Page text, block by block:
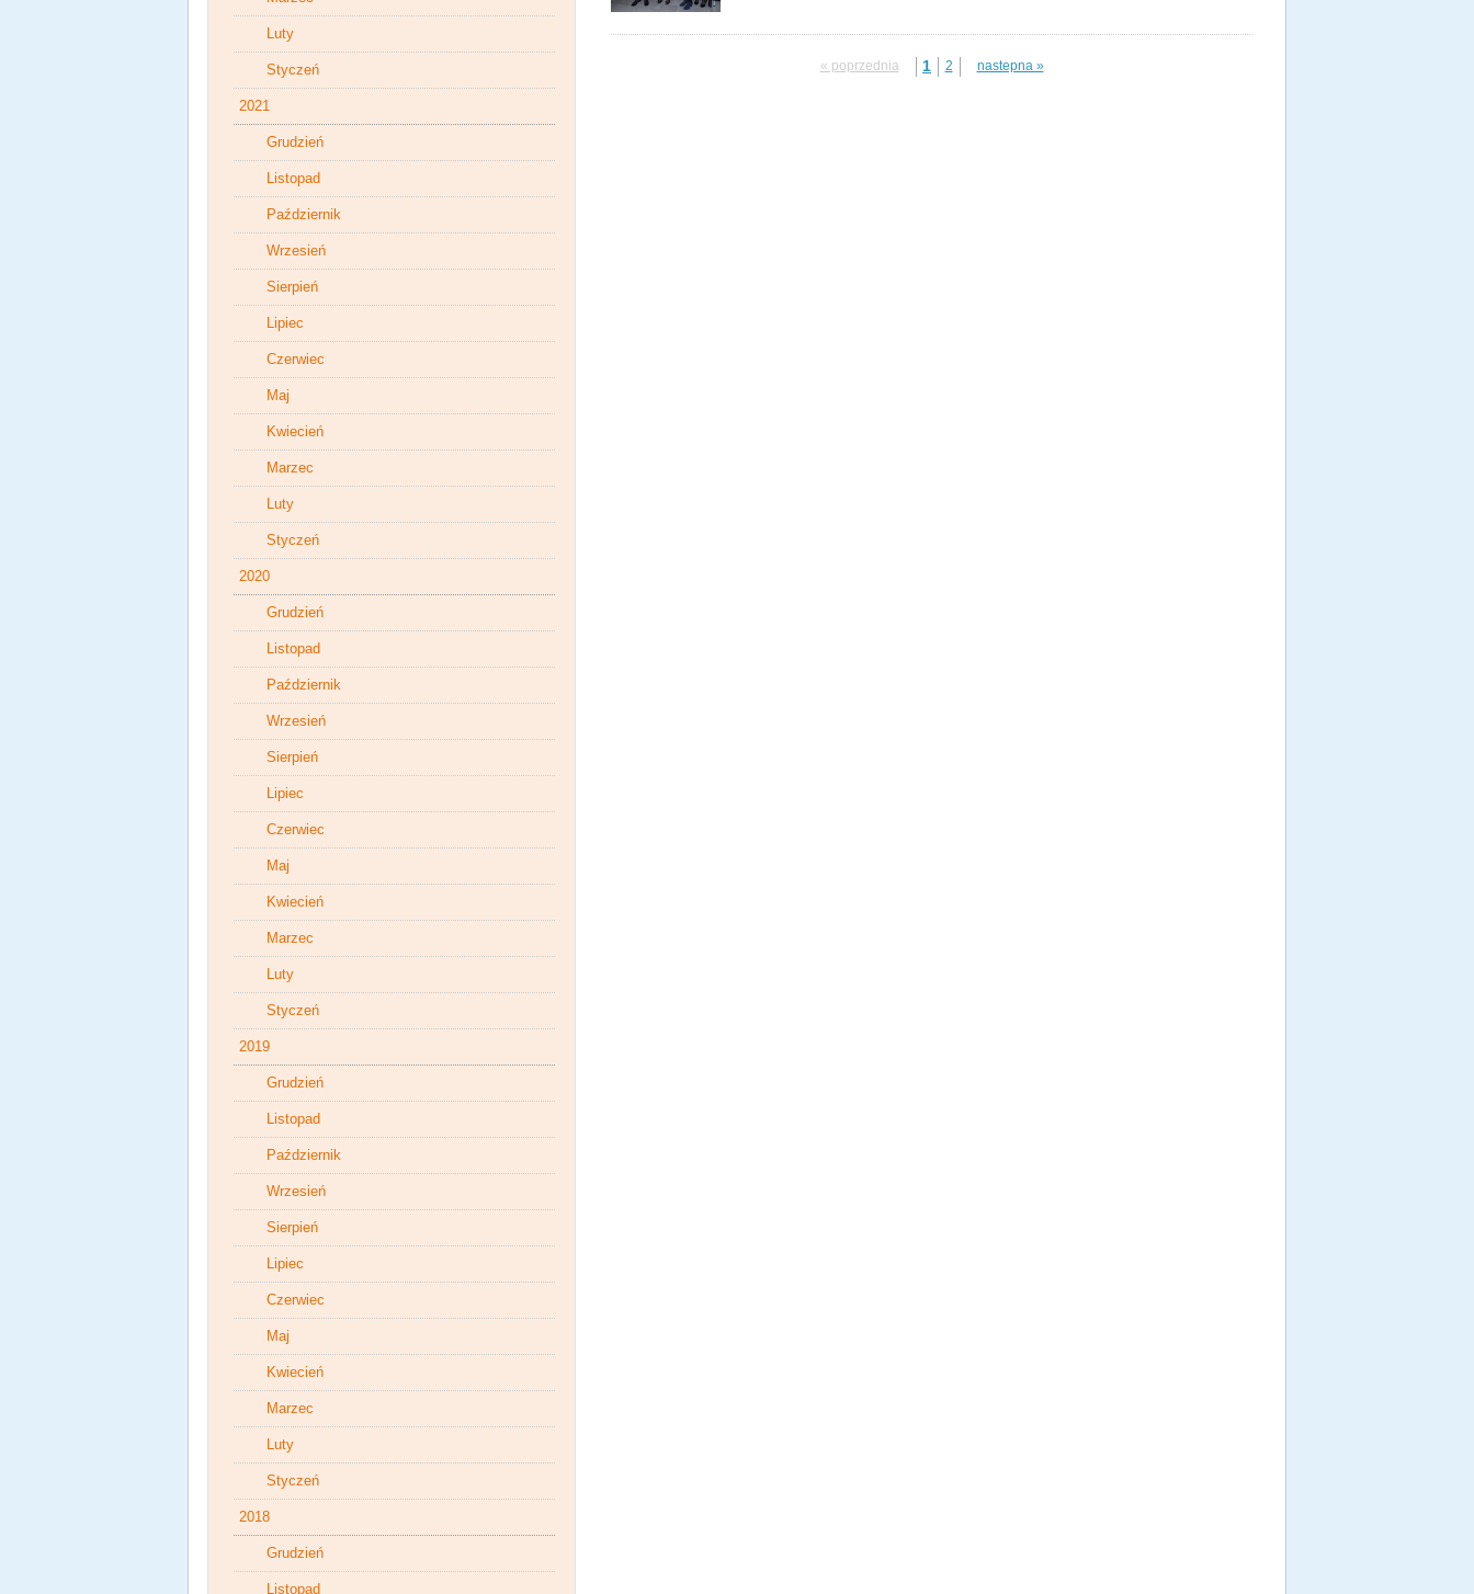
« poprzednia 1 2 nastepna »
Luty
Styczeń
2021
Grudzień
Listopad
Październik
Wrzesień
Sierpień
Lipiec
Czerwiec
Maj
Kwiecień
Marzec
Luty
Styczeń
2020
Grudzień
Listopad
Październik
Wrzesień
Sierpień
Lipiec
Czerwiec
Maj
Kwiecień
Marzec
Luty
Styczeń
2019
Grudzień
Listopad
Październik
Wrzesień
Sierpień
Lipiec
Czerwiec
Maj
Kwiecień
Marzec
Luty
Styczeń
2018
Grudzień
Listopad